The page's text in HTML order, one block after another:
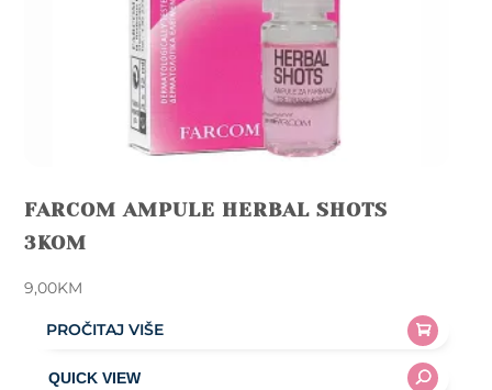
FARCOM AMPULE HERBAL SHOTS
3KOM
9,00KM
PROČITAJ VIŠE